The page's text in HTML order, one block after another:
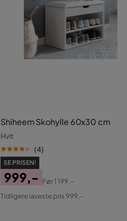
Shiheem Skohylle 60x30 cm
Hvit
(4)
SE PRISEN!
Pris
999,-
Original
Før1 199,-
Tidligere laveste pris 999,-